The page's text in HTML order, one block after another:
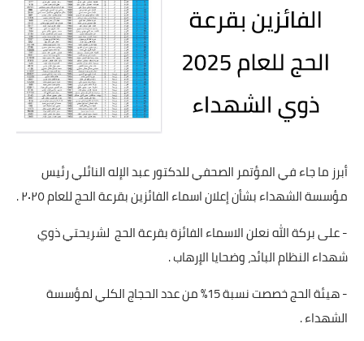
أبرز ما جاء في المؤتمر الصحفي للدكتور عبد الإله النائلي رئيس
مؤسسة الشهداء بشأن إعلان اسماء الفائزين بقرعة الحج للعام ٢٠٢٥ .
- على بركة الله نعلن الاسماء الفائزة بقرعة الحج لشريحتي ذوي
شهداء النظام البائد، وضحايا الإرهاب .
- هيئة الحج خصصت نسبة 15% من عدد الحجاج الكلي لمؤسسة
الشهداء .